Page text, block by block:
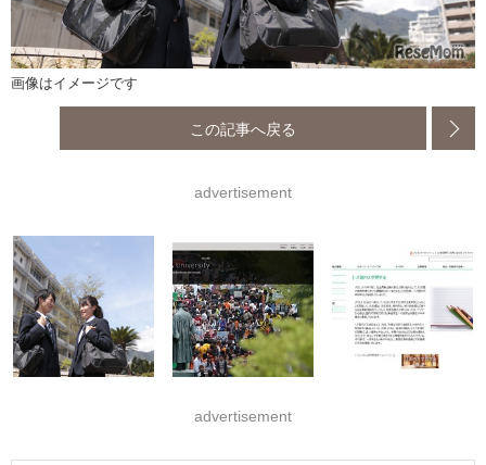
画像はイメージです
この記事へ戻る
advertisement
advertisement